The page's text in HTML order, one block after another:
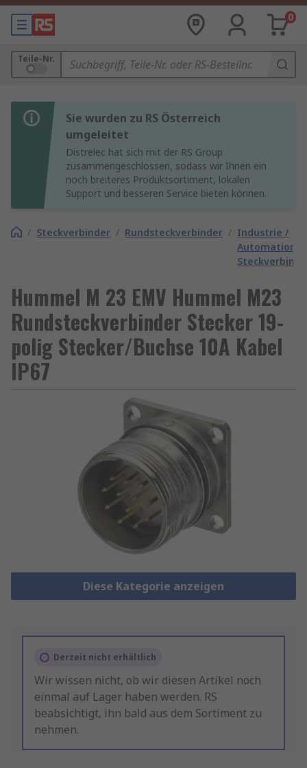
0
Teile-Nr.
Sie wurden zu RS Österreich
umgeleitet
Distrelec hat sich mit der RS Group
zusammengeschlossen, sodass wir Ihnen ein
noch breiteres Produktsortiment, lokalen
Support und besseren Service bieten können.
/ Steckverbinder / Rundsteckverbinder / Industrie /
Automation
Hummel M 23 EMV Hummel M23
Rundsteckverbinder Stecker 19-
polig Stecker/Buchse 10A Kabel
IP67
Diese Kategorie anzeigen
Derzeit nicht erhältlich
Wir wissen nicht, ob wir diesen Artikel noch
einmal auf Lager haben werden. RS
beabsichtigt, ihn bald aus dem Sortiment zu
nehmen.